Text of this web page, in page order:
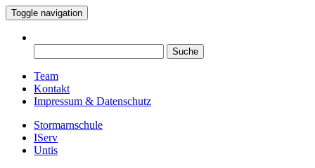
Toggle navigation
nach:
Team
Kontakt
Impressum & Datenschutz
Stormarnschule
IServ
Untis